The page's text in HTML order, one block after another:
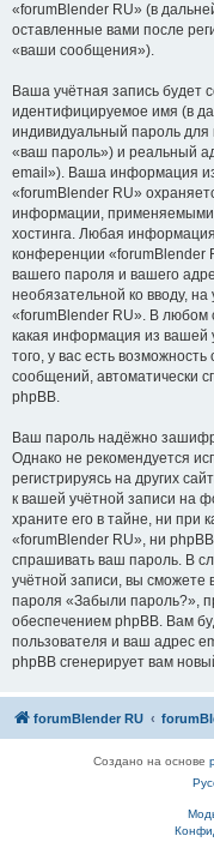
«forumBlender RU» (в
оставленные вами после
«ваши сообщения»).
Ваша учётная запись будет
идентифицируемое имя (в
индивидуальный пароль
«ваш пароль») и реальный
email»). Ваша информация
«forumBlender RU»
информации, применяемыми
хостинга. Любая
конференции «forumBlender
вашего пароля и вашего
необязательной ко вводу,
«forumBlender RU». В любом
какая информация из вашей
того, у вас есть возможность
сообщений, автоматически
phpBB.
Ваш пароль надёжно
Однако не рекомендуется
регистрируясь на других
к вашей учётной записи на
храните его в тайне, ни при
«forumBlender RU», ни
спрашивать ваш пароль. В
учётной записи, вы сможете
пароля «Забыли пароль?»,
обеспечением phpBB. Вам
пользователя и ваш адрес
phpBB сгенерирует вам
forumBlender RU
Создано на основе